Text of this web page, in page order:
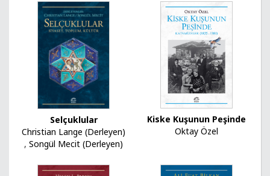
Selçuklular
Christian Lange (Derleyen)
, Songül Mecit (Derleyen)
Kiske Kuşunun Peşinde
Oktay Özel